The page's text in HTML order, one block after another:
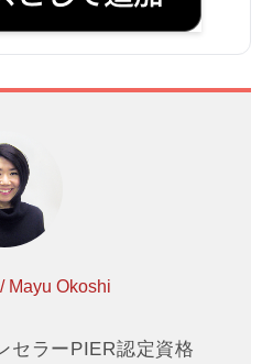
Mayu Okoshi
セラーPIER認定資格